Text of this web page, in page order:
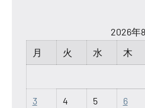
2026年
月
火 水 木
3 4 5 6